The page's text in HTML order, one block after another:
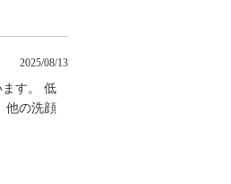
2025/08/13
す。 低
他の洗顔